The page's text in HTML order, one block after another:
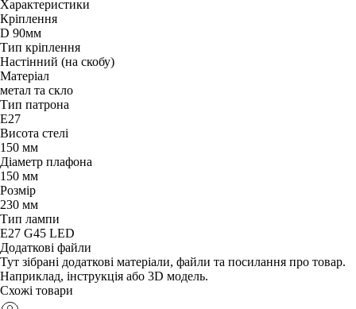
Характеристики
Кріплення
D 90мм
Тип кріплення
Настінний (на скобу)
Матеріал
метал та скло
Тип патрона
Е27
Висота стелі
150 мм
Діаметр плафона
150 мм
Розмір
230 мм
Тип лампи
Е27 G45 LED
Додаткові файли
Тут зібрані додаткові матеріали, файли та посилання про товар.
Наприклад, інструкція або 3D модель.
Схожі товари